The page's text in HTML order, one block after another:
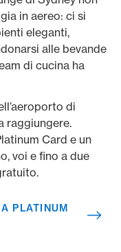
in aereo: ci si
eleganti,
alle bevande
di cucina ha
di
raggiungere.
Card e un
voi e fino a due
PLATINUM